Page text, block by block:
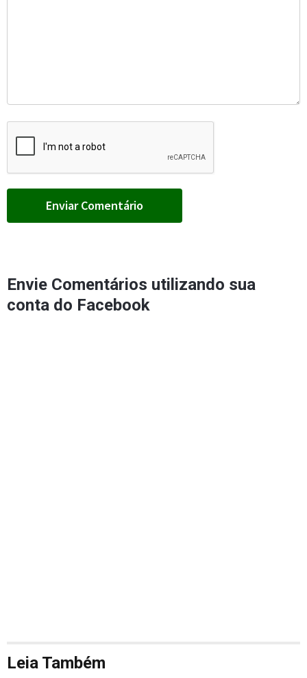
Envie Comentários utilizando sua
conta do Facebook
Leia Também